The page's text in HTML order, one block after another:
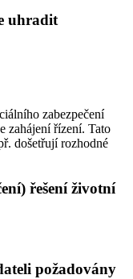
uhradit
zabezpečení
zahájení řízení. Tato
došetřují rozhodné
řešení životní
požadovány